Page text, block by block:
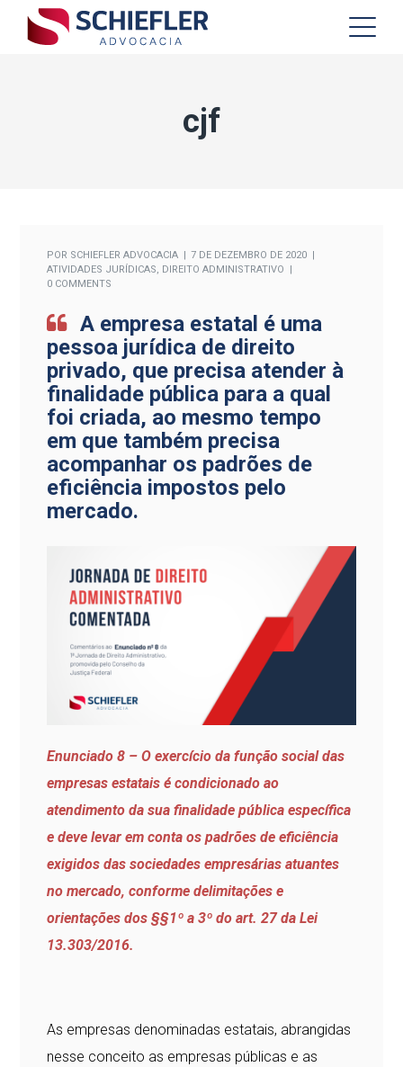
cjf
POR SCHIEFLER ADVOCACIA
7 DE DEZEMBRO DE 2020
ATIVIDADES JURÍDICAS, DIREITO ADMINISTRATIVO
0 COMMENTS
A empresa estatal é uma
pessoa jurídica de direito
privado, que precisa atender à
finalidade pública para a qual
foi criada, ao mesmo tempo
em que também precisa
acompanhar os padrões de
eficiência impostos pelo
mercado.
Enunciado 8 – O exercício da função social das
empresas estatais é condicionado ao
atendimento da sua finalidade pública específica
e deve levar em conta os padrões de eficiência
exigidos das sociedades empresárias atuantes
no mercado, conforme delimitações e
orientações dos §§1º a 3º do art. 27 da Lei
13.303/2016.
As empresas denominadas estatais, abrangidas
nesse conceito as empresas públicas e as